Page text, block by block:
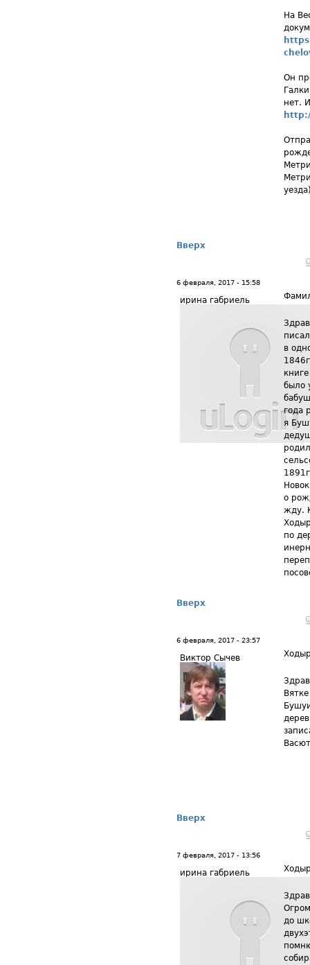
На
Он
нет.
Вверх
6 февраля, 2017 - 15:58
ирина габриель
в
было
года
я
о
жду.
по
Вверх
6 февраля, 2017 - 23:57
Виктор Сычев
Вверх
7 февраля, 2017 - 13:56
ирина габриель
до